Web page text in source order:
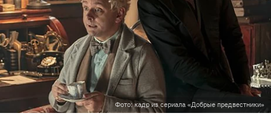
Фото: кадр из сериала «Добрые предвестники»